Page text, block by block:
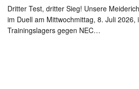
Dritter Test, dritter Sieg! Unsere
im Duell am Mittwochmittag, 8. Juli 2026,
Trainingslagers gegen NEC…